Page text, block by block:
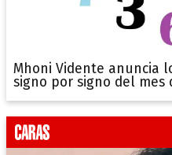
Mhoni Vidente anuncia
signo por signo del mes